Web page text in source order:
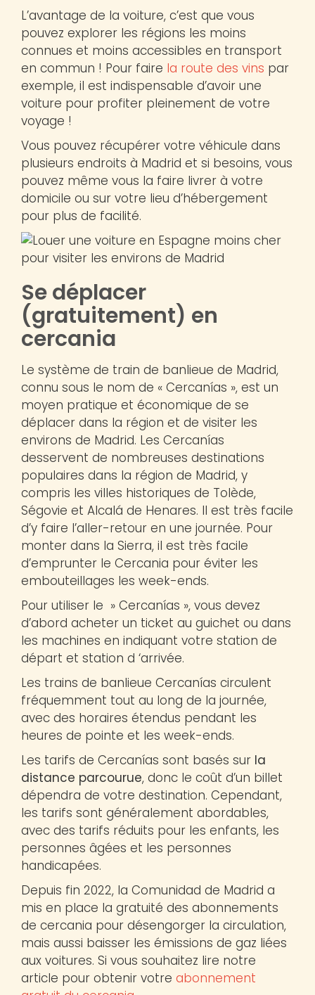
L’avantage de la voiture, c’est que vous
pouvez explorer les régions les moins
connues et moins accessibles en transport
en commun ! Pour faire la route des vins par
exemple, il est indispensable d’avoir une
voiture pour profiter pleinement de votre
voyage !
Vous pouvez récupérer votre véhicule dans
plusieurs endroits à Madrid et si besoins, vous
pouvez même vous la faire livrer à votre
domicile ou sur votre lieu d’hébergement
pour plus de facilité.
Se déplacer
(gratuitement) en
cercania
Le système de train de banlieue de Madrid,
connu sous le nom de « Cercanías », est un
moyen pratique et économique de se
déplacer dans la région et de visiter les
environs de Madrid. Les Cercanías
desservent de nombreuses destinations
populaires dans la région de Madrid, y
compris les villes historiques de Tolède,
Ségovie et Alcalá de Henares. Il est très facile
d’y faire l’aller-retour en une journée. Pour
monter dans la Sierra, il est très facile
d’emprunter le Cercania pour éviter les
embouteillages les week-ends.
Pour utiliser le » Cercanías », vous devez
d’abord acheter un ticket au guichet ou dans
les machines en indiquant votre station de
départ et station d ‘arrivée.
Les trains de banlieue Cercanías circulent
fréquemment tout au long de la journée,
avec des horaires étendus pendant les
heures de pointe et les week-ends.
Les tarifs de Cercanías sont basés sur la
distance parcourue, donc le coût d’un billet
dépendra de votre destination. Cependant,
les tarifs sont généralement abordables,
avec des tarifs réduits pour les enfants, les
personnes âgées et les personnes
handicapées.
Depuis fin 2022, la Comunidad de Madrid a
mis en place la gratuité des abonnements
de cercania pour désengorger la circulation,
mais aussi baisser les émissions de gaz liées
aux voitures. Si vous souhaitez lire notre
article pour obtenir votre abonnement